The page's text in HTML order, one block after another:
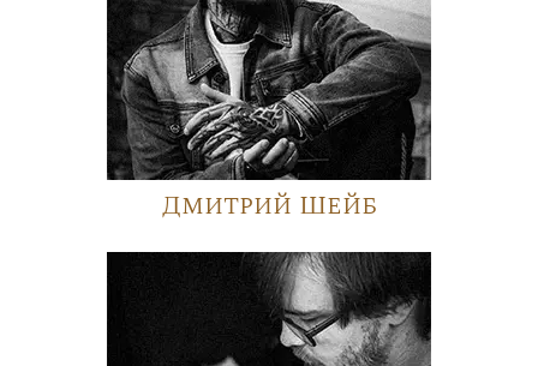
Дмитрий Шейб